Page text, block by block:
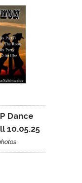
Dance
10.05.25